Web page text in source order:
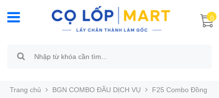
0
Trang chủ BGN COMBO ĐẦU DỊCH VỤ F25 Combo Đồng